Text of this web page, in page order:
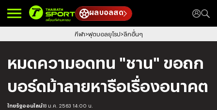
ผลบอลสด
กีฬา ฟุตบอลยุโรป ลีกอื่นๆ
หมดความอดทน "ชาน" ขอถก
บอร์ดม้าลายหารือเรื่องอนาคต
ไทยรัฐออนไลน์18 ม.ค. 2563 14:00 น.